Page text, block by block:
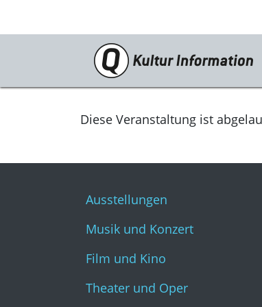
Veranstaltungen
Ausstellungen
Theater und Oper
Literatur
Diese Veranstaltung ist
Ausstellungen
Musik und Konzert
Film und Kino
Theater und Oper